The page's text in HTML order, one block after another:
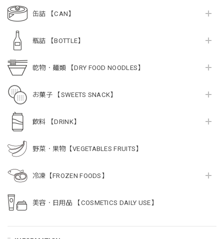
缶詰 【CAN】
瓶詰 【BOTTLE】
乾物・麺類 【DRY FOOD NOODLES】
お菓子 【SWEETS SNACK】
飲料 【DRINK】
野菜・果物【VEGETABLES FRUITS】
冷凍【FROZEN FOODS】
美容・日用品 【COSMETICS DAILY USE】